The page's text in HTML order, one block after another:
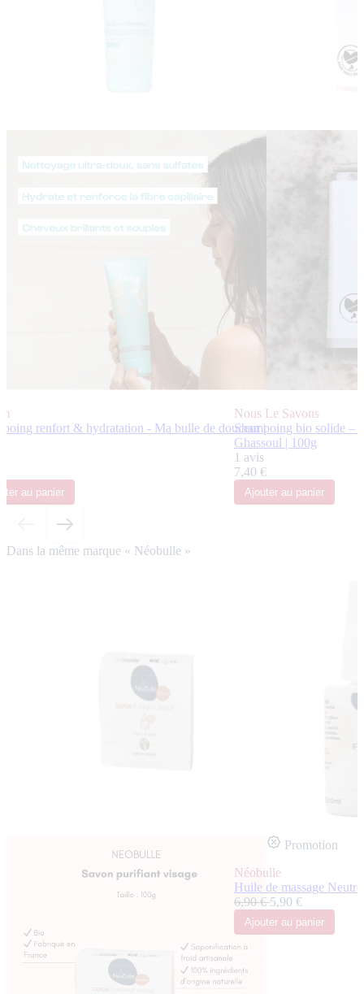
renfort & hydratation - Ma bulle de douceur |
au panier
Nous Le Savons
Shampoing bio solide –
Ghassoul | 100g
1 avis
7,40 €
Ajouter au panier
Dans la même marque « Néobulle »
Promotion
Néobulle
Huile de massage
6,90 €5,90 €
Ajouter au panier